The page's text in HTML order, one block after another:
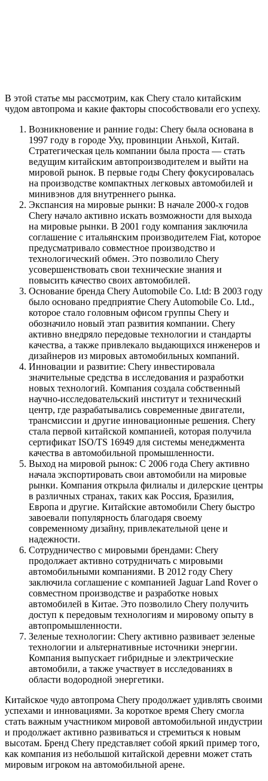
В этой статье мы рассмотрим, как Chery стало китайским
чудом автопрома и какие факторы способствовали его успеху.
Возникновение и ранние годы: Chery была основана в
1997 году в городе Уху, провинции Аньхой, Китай.
Стратегическая цель компании была проста — стать
ведущим китайским автопроизводителем и выйти на
мировой рынок. В первые годы Chery фокусировалась
на производстве компактных легковых автомобилей и
минивэнов для внутреннего рынка.
Экспансия на мировые рынки: В начале 2000-х годов
Chery начало активно искать возможности для выхода
на мировые рынки. В 2001 году компания заключила
соглашение с итальянским производителем Fiat, которое
предусматривало совместное производство и
технологический обмен. Это позволило Chery
усовершенствовать свои технические знания и
повысить качество своих автомобилей.
Основание бренда Chery Automobile Co. Ltd: В 2003 году
было основано предприятие Chery Automobile Co. Ltd.,
которое стало головным офисом группы Chery и
обозначило новый этап развития компании. Chery
активно внедряло передовые технологии и стандарты
качества, а также привлекало выдающихся инженеров и
дизайнеров из мировых автомобильных компаний.
Инновации и развитие: Chery инвестировала
значительные средства в исследования и разработки
новых технологий. Компания создала собственный
научно-исследовательский институт и технический
центр, где разрабатывались современные двигатели,
трансмиссии и другие инновационные решения. Chery
стала первой китайской компанией, которая получила
сертификат ISO/TS 16949 для системы менеджмента
качества в автомобильной промышленности.
Выход на мировой рынок: С 2006 года Chery активно
начала экспортировать свои автомобили на мировые
рынки. Компания открыла филиалы и дилерские центры
в различных странах, таких как Россия, Бразилия,
Европа и другие. Китайские автомобили Chery быстро
завоевали популярность благодаря своему
современному дизайну, привлекательной цене и
надежности.
Сотрудничество с мировыми брендами: Chery
продолжает активно сотрудничать с мировыми
автомобильными компаниями. В 2012 году Chery
заключила соглашение с компанией Jaguar Land Rover о
совместном производстве и разработке новых
автомобилей в Китае. Это позволило Chery получить
доступ к передовым технологиям и мировому опыту в
автопромышленности.
Зеленые технологии: Chery активно развивает зеленые
технологии и альтернативные источники энергии.
Компания выпускает гибридные и электрические
автомобили, а также участвует в исследованиях в
области водородной энергетики.
Китайское чудо автопрома Chery продолжает удивлять своими
успехами и инновациями. За короткое время Chery смогла
стать важным участником мировой автомобильной индустрии
и продолжает активно развиваться и стремиться к новым
высотам. Бренд Chery представляет собой яркий пример того,
как компания из небольшой китайской деревни может стать
мировым игроком на автомобильной арене.